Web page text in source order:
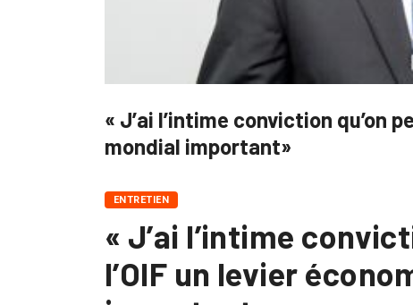
« J’ai l’intime conviction qu’on
mondial important»
ENTRETIEN
« J’ai l’intime
l’OIF un levier